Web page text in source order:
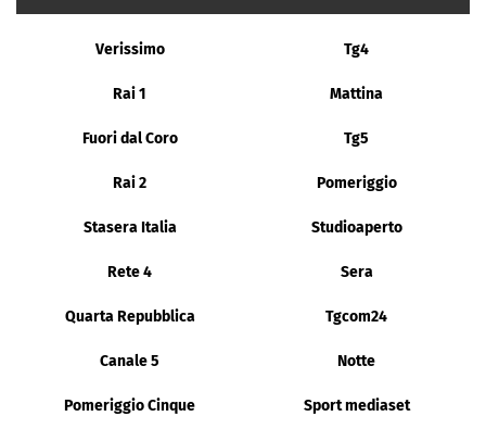
Verissimo Tg4
Rai 1 Mattina
Fuori dal Coro Tg5
Rai 2 Pomeriggio
Stasera Italia Studioaperto
Rete 4 Sera
Quarta Repubblica Tgcom24
Canale 5 Notte
Pomeriggio Cinque Sport mediaset